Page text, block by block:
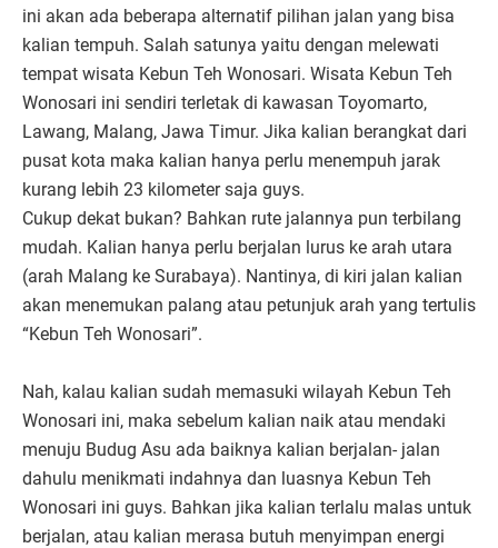
ini akan ada beberapa alternatif pilihan jalan yang bisa
kalian tempuh. Salah satunya yaitu dengan melewati
tempat wisata Kebun Teh Wonosari. Wisata Kebun Teh
Wonosari ini sendiri terletak di kawasan Toyomarto,
Lawang, Malang, Jawa Timur. Jika kalian berangkat dari
pusat kota maka kalian hanya perlu menempuh jarak
kurang lebih 23 kilometer saja guys.
Cukup dekat bukan? Bahkan rute jalannya pun terbilang
mudah. Kalian hanya perlu berjalan lurus ke arah utara
(arah Malang ke Surabaya). Nantinya, di kiri jalan kalian
akan menemukan palang atau petunjuk arah yang tertulis
“Kebun Teh Wonosari”.
Nah, kalau kalian sudah memasuki wilayah Kebun Teh
Wonosari ini, maka sebelum kalian naik atau mendaki
menuju Budug Asu ada baiknya kalian berjalan- jalan
dahulu menikmati indahnya dan luasnya Kebun Teh
Wonosari ini guys. Bahkan jika kalian terlalu malas untuk
berjalan, atau kalian merasa butuh menyimpan energi